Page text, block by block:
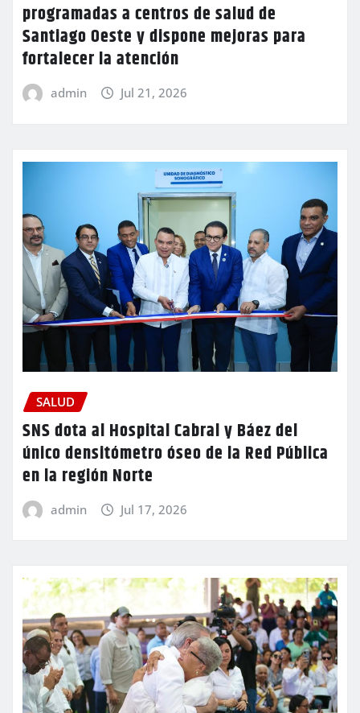
programadas a centros de salud de
Santiago Oeste y dispone mejoras para
fortalecer la atención
admin Jul 21, 2026
SALUD
SNS dota al Hospital Cabral y Báez del
único densitómetro óseo de la Red Pública
en la región Norte
admin Jul 17, 2026